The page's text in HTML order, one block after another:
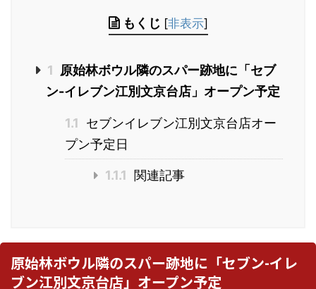
もくじ [非表示]
1
原始林ボウル隣のスパー跡地に「セブ
ン-イレブン江別文京台店」オープン予定
1.1
セブンイレブン江別文京台店オー
プン予定日
1.1.1 関連記事
原始林ボウル隣のスパー跡地に「セブン-イレ
ブン江別文京台店」オープン予定